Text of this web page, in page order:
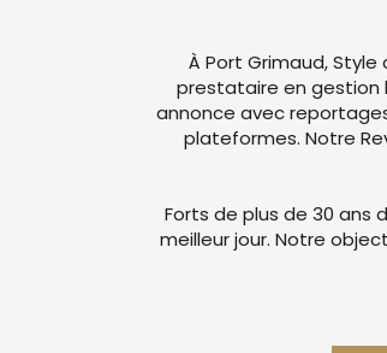
À Port Grimaud,
prestataire en gestion
annonce avec
plateformes. Notre
Forts de plus de 30 ans
meilleur jour. Notre